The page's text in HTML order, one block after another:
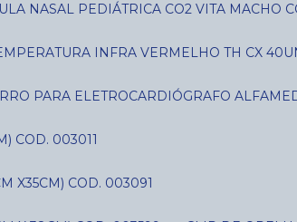
NASAL PEDIÁTRICA CO2 VITA MACHO
INFRA VERMELHO TH CX
PARA ELETROCARDIÓGRAFO
COD. 003011
X35CM) COD. 003091